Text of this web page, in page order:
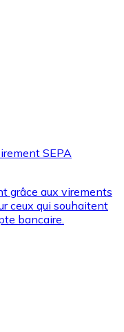
SEPA
grâce aux virements
ceux qui souhaitent
bancaire.